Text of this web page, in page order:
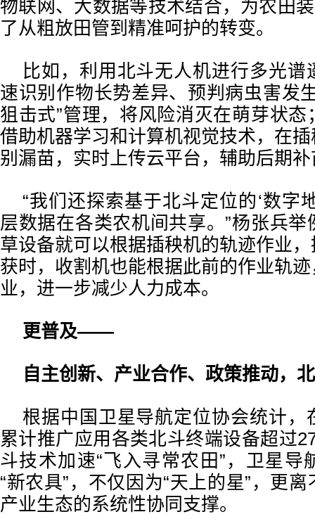
物联网、大数据等技术结合，为农田
了从粗放田管到精准呵护的转变。
比如，利用北斗无人机进行多光谱
速识别作物长势差异、预判病虫害发
狙击式”管理，将风险消灭在萌芽状
借助机器学习和计算机视觉技术，在
别漏苗，实时上传云平台，辅助后期
“我们还探索基于北斗定位的‘数字
层数据在各类农机间共享。”杨张兵
草设备就可以根据插秧机的轨迹作业
获时，收割机也能根据此前的作业轨
业，进一步减少人力成本。
更普及——
自主创新、产业合作、政策推动，
根据中国卫星导航定位协会统计，
累计推广应用各类北斗终端设备超过
斗技术加速“飞入寻常农田”，卫星导
“新农具”，不仅因为“天上的星”，更
产业生态的系统性协同支撑。